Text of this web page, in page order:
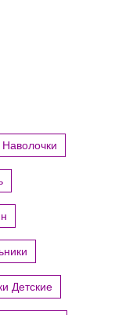
Наволочки
Детские